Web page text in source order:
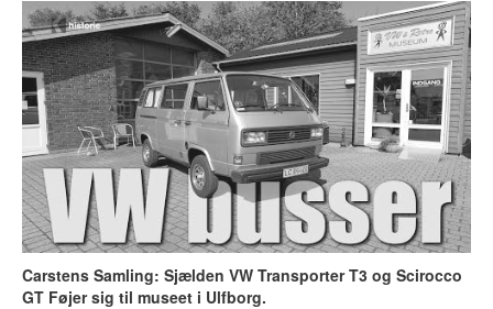
Carstens Samling: Sjælden VW Transporter T3 og Scirocco
GT Føjer sig til museet i Ulfborg.